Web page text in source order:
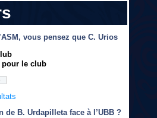
vous pensez que C. Urios
pour le club
de B. Urdapilleta face à l’UBB ?